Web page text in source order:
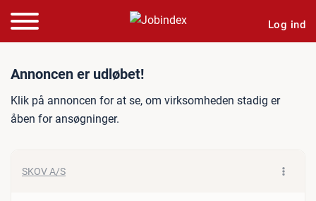
Log ind
Jobannonce: Mekanisk
Annoncen er udløbet!
Klik på annoncen for at se, om virksomheden stadig er
åben for ansøgninger.
SKOV A/S